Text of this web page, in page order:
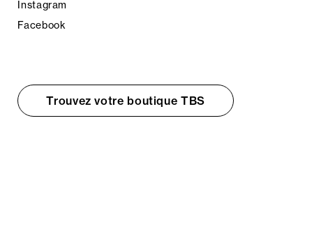
Instagram
Facebook
Trouvez votre boutique TBS